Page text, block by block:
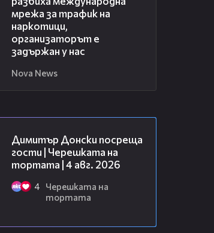
мрежа за трафик на
наркотици,
организаторът е
задържан у нас
Nova News
Димитър Донски посреща
гости | Черешката на
тортата | 4 авг. 2026
4
Черешката на
тортата